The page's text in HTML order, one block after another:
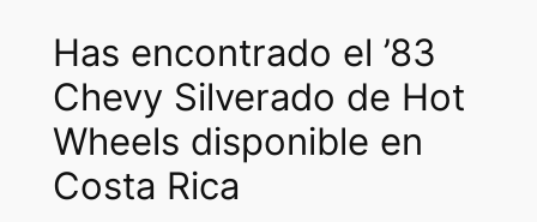
Has encontrado el ’83
Chevy Silverado de Hot
Wheels disponible en
Costa Rica